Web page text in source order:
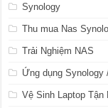
Synology
Thu mua Nas
Trải Nghiệm NAS
Ứng dụng Synology
Vệ Sinh Laptop